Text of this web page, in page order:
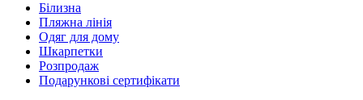
Білизна
Пляжна лінія
Одяг для дому
Шкарпетки
Розпродаж
Подарункові сертифікати